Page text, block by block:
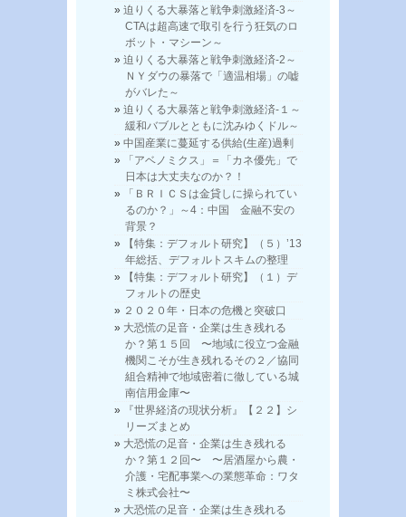
迫りくる大暴落と戦争刺激経済-3～
CTAは超高速で取引を行う狂気のロ
ボット・マシーン～
迫りくる大暴落と戦争刺激経済-2～
ＮＹダウの暴落で「適温相場」の嘘
がバレた～
迫りくる大暴落と戦争刺激経済-１～
緩和バブルとともに沈みゆくドル～
中国産業に蔓延する供給(生産)過剰
「アベノミクス」＝「カネ優先」で
日本は大丈夫なのか？！
「ＢＲＩＣＳは金貸しに操られてい
るのか？」～4：中国 金融不安の
背景？
【特集：デフォルト研究】（５）’13
年総括、デフォルトスキムの整理
【特集：デフォルト研究】（１）デ
フォルトの歴史
２０２０年・日本の危機と突破口
大恐慌の足音・企業は生き残れる
か？第１５回 〜地域に役立つ金融
機関こそが生き残れるその２／協同
組合精神で地域密着に徹している城
南信用金庫〜
『世界経済の現状分析』【２２】シ
リーズまとめ
大恐慌の足音・企業は生き残れる
か？第１２回〜 〜居酒屋から農・
介護・宅配事業への業態革命：ワタ
ミ株式会社〜
大恐慌の足音・企業は生き残れる